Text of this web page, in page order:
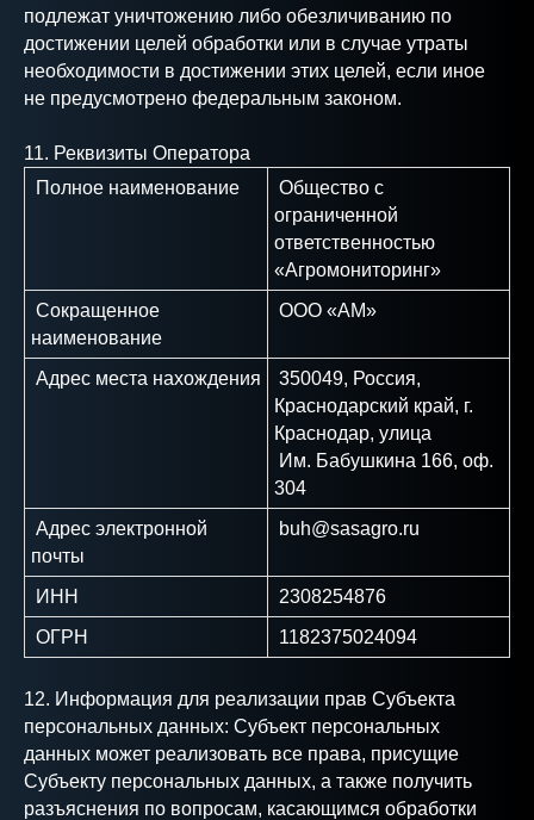
подлежат уничтожению либо обезличиванию по
достижении целей обработки или в случае утраты
необходимости в достижении этих целей, если иное
не предусмотрено федеральным законом.
11. Реквизиты Оператора
Полное наименование
Общество с
ограниченной
ответственностью
«Агромониторинг»
Сокращенное
наименование
ООО «АМ»
Адрес места нахождения
350049, Россия,
Краснодарский край, г.
Краснодар, улица
Им. Бабушкина 166, оф.
304
Адрес электронной
почты
buh@sasagro.ru
ИНН
2308254876
ОГРН
1182375024094
12. Информация для реализации прав Субъекта
персональных данных: Субъект персональных
данных может реализовать все права, присущие
Субъекту персональных данных, а также получить
разъяснения по вопросам, касающимся обработки